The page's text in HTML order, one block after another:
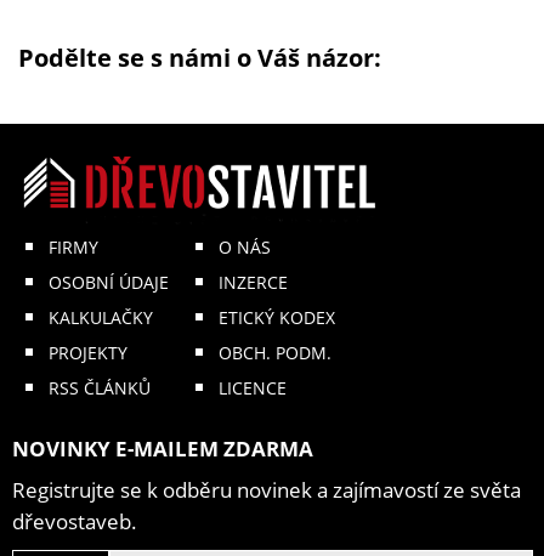
Podělte se s námi o Váš názor:
FIRMY
OSOBNÍ ÚDAJE
KALKULAČKY
PROJEKTY
RSS ČLÁNKŮ
O NÁS
INZERCE
ETICKÝ KODEX
OBCH. PODM.
LICENCE
NOVINKY E-MAILEM ZDARMA
Registrujte se k odběru novinek a zajímavostí ze světa
dřevostaveb.